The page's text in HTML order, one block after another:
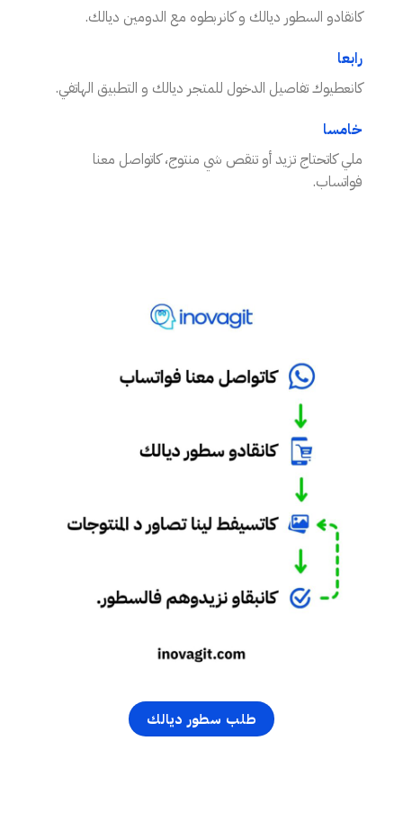
كانقادو السطور ديالك و كانربطوه مع الدومين ديالك.
رابعا
كانعطيوك تفاصيل الدخول للمتجر ديالك و التطبيق الهاتفي.
خامسا
ملي كاتحتاج تزيد أو تنقص شي منتوج، كاتواصل معنا
فواتساب.
طلب سطور ديالك